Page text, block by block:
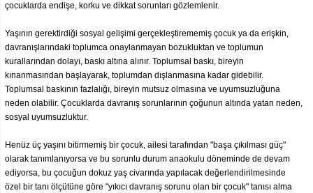
çocuklarda endişe, korku ve dikkat sorunları gözlemlenir.
Yaşının gerektirdiği sosyal gelişimi gerçekleştirememiş çocuk ya da erişkin,
davranışlarındaki toplumca onaylanmayan bozukluktan ve toplumun
kurallarından dolayı, baskı altına alınır. Toplumsal baskı, bireyin
kınanmasından başlayarak, toplumdan dışlanmasına kadar gidebilir.
Toplumsal baskının fazlalığı, bireyin mutsuz olmasına ve uyumsuzluğuna
neden olabilir. Çocuklarda davranış sorunlarının çoğunun altında yatan neden,
sosyal uyumsuzluktur.
Henüz üç yaşını bitirmemiş bir çocuk, ailesi tarafından "başa çıkılması güç"
olarak tanımlanıyorsa ve bu sorunlu durum anaokulu döneminde de devam
ediyorsa, bu çocuğun dokuz yaş civarında yapılacak değerlendirilmesinde
özel bir tanı ölçütüne göre "yıkıcı davranış sorunu olan bir çocuk" tanısı alma